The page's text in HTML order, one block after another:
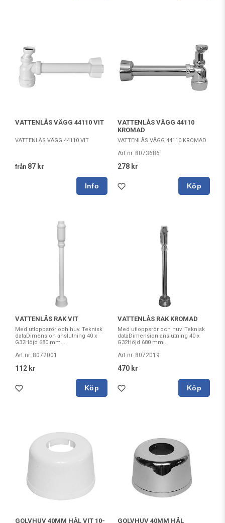
VATTENLÅS VÄGG 44110 VIT
VATTENLÅS VÄGG 44110 VIT
från 87 kr
VATTENLÅS VÄGG 44110
KROMAD
VATTENLÅS VÄGG 44110 KROMAD
Art nr. 8073686
278 kr
Köp
VATTENLÅS RAK VIT
Med utloppsrör och huv. Teknisk
dataDimension anslutning 40 x
G32Höjd 680 mm...
Art nr. 8072001
112 kr
Köp
VATTENLÅS RAK KROMAD
Med utloppsrör och huv. Teknisk
dataDimension anslutning 40 x
G32Höjd 680 mm...
Art nr. 8072019
470 kr
Köp
GOLVHUV 40MM HÅL VIT 10- GOLVHUV 40MM HÅL